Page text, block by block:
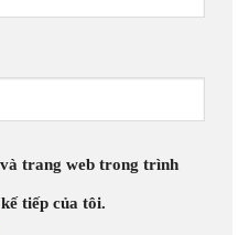
trang web trong trình
tiếp của tôi.